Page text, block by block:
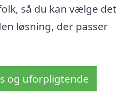
så du kan vælge det
løsning, der passer
og uforpligtende